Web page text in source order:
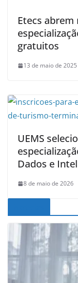
Etecs abrem
gratuitos
13 de maio de 2025
UEMS
Dados e
8 de maio de 2026